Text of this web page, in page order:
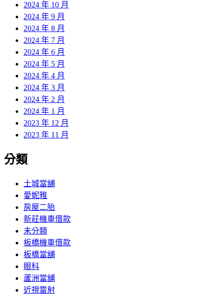
2024 年 10 月
2024 年 9 月
2024 年 8 月
2024 年 7 月
2024 年 6 月
2024 年 5 月
2024 年 4 月
2024 年 3 月
2024 年 2 月
2024 年 1 月
2023 年 12 月
2023 年 11 月
分類
土城當舖
愛妮雅
房屋二胎
新莊機車借款
未分類
板橋機車借款
板橋當舖
眼科
蘆洲當舖
近視雷射